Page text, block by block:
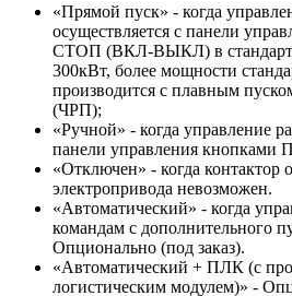
«Прямой пуск» - когда
осуществляется с панели
СТОП (ВКЛ-ВЫКЛ) в
300кВт, более мощности
производится с плавным
(ЧРП);
«Ручной» - когда управление
панели управления
«Отключен» - когда контактор
электропривода невозможен.
«Автоматический» - когда
командам с дополнительного
Опционально (под заказ).
«Автоматический + ПЛК (с
логистическим модулем)» -